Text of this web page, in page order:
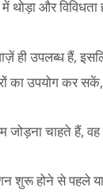
और विविधता
उपलब्ध हैं,
का उपयोग कर सकें,
चाहते हैं, वह
शुरू होने से पहले